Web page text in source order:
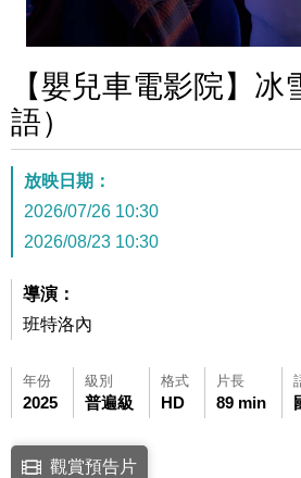
【嬰兒車電影院】冰
語）
放映日期：
2026/07/26 10:30
2026/08/23 10:30
導演：
班特洛內
年份
2025
級別
普遍級
格式
HD
片長
89 min
點擊下列連結開啟視窗後，可使用鍵盤
觀賞預告片